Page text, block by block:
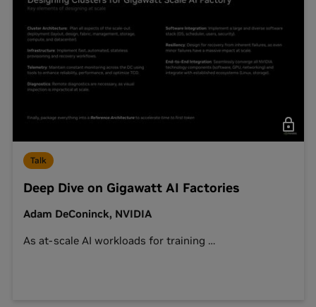
Talk
Deep Dive on Gigawatt AI Factories
Adam DeConinck, NVIDIA
As at-scale AI workloads for training …